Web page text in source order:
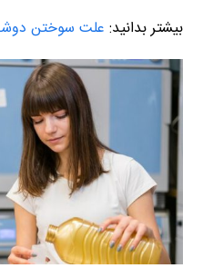
بیشتر بدانید: علت سوختن